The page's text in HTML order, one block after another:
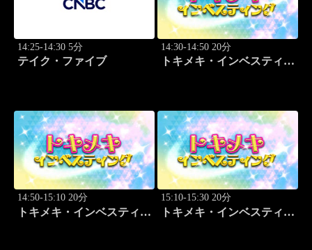
14:25-14:30 5分
テイク・ファイブ
14:30-14:50 20分
トキメキ・インベスティン
14:50-15:10 20分
トキメキ・インベスティン
15:10-15:30 20分
トキメキ・インベスティン